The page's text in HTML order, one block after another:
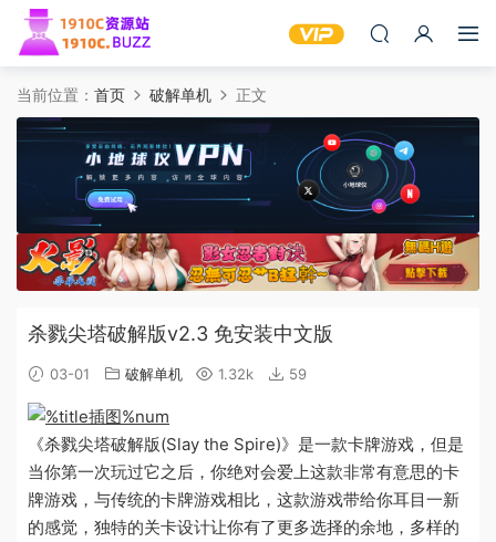
当前位置： 首页 破解单机 正文
杀戮尖塔破解版v2.3 免安装中文版
03-01 破解单机 1.32k 59
《杀戮尖塔破解版(Slay the Spire)》是一款卡牌游戏，但是
当你第一次玩过它之后，你绝对会爱上这款非常有意思的卡
牌游戏，与传统的卡牌游戏相比，这款游戏带给你耳目一新
的感觉，独特的关卡设计让你有了更多选择的余地，多样的